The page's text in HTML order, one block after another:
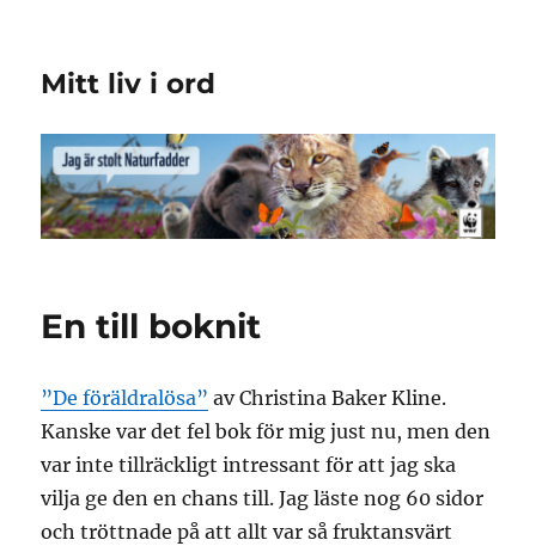
Mitt liv i ord
En till boknit
”De föräldralösa” av Christina Baker Kline.
Kanske var det fel bok för mig just nu, men den
var inte tillräckligt intressant för att jag ska
vilja ge den en chans till. Jag läste nog 60 sidor
och tröttnade på att allt var så fruktansvärt